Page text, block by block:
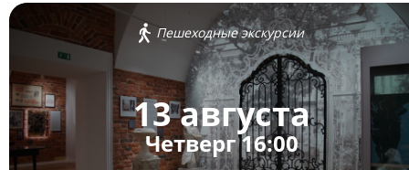
Пешеходные экскурсии
13 августа
Четверг 16:00